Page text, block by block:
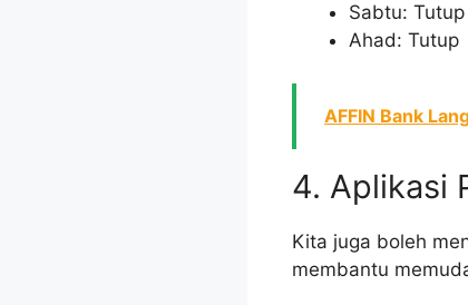
Sabtu: Tutup
Ahad: Tutup
AFFIN Bank
4. Aplikasi
Kita juga boleh
membantu